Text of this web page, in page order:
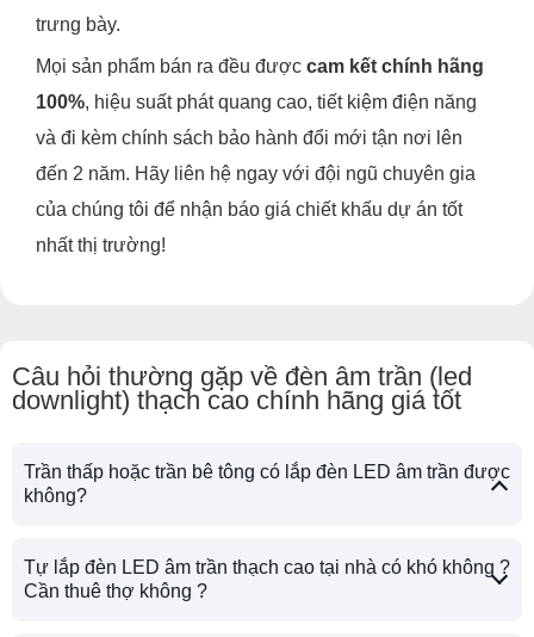
trưng bày.
Mọi sản phẩm bán ra đều được cam kết chính hãng
100%, hiệu suất phát quang cao, tiết kiệm điện năng
và đi kèm chính sách bảo hành đổi mới tận nơi lên
đến 2 năm. Hãy liên hệ ngay với đội ngũ chuyên gia
của chúng tôi để nhận báo giá chiết khấu dự án tốt
nhất thị trường!
Câu hỏi thường gặp về đèn âm trần (led
downlight) thạch cao chính hãng giá tốt
Trần thấp hoặc trần bê tông có lắp đèn LED âm trần được
không?
Tự lắp đèn LED âm trần thạch cao tại nhà có khó không ?
Cần thuê thợ không ?